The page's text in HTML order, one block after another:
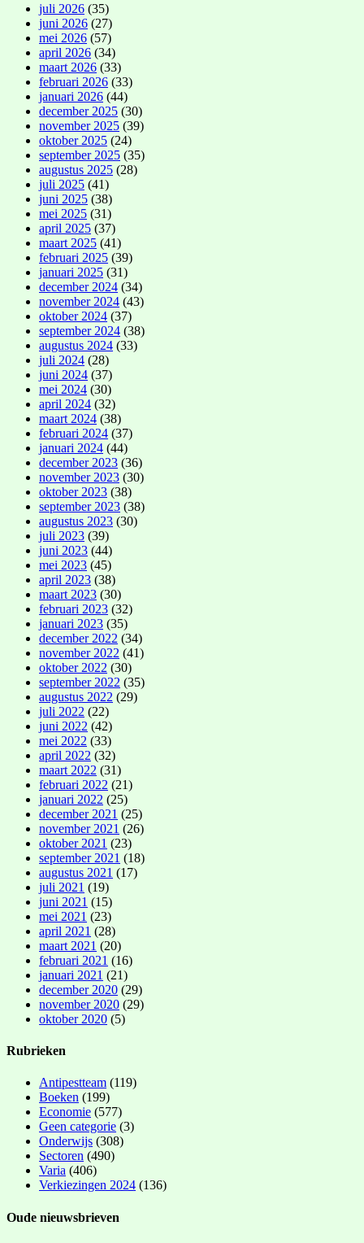
juli 2026 (35)
juni 2026 (27)
mei 2026 (57)
april 2026 (34)
maart 2026 (33)
februari 2026 (33)
januari 2026 (44)
december 2025 (30)
november 2025 (39)
oktober 2025 (24)
september 2025 (35)
augustus 2025 (28)
juli 2025 (41)
juni 2025 (38)
mei 2025 (31)
april 2025 (37)
maart 2025 (41)
februari 2025 (39)
januari 2025 (31)
december 2024 (34)
november 2024 (43)
oktober 2024 (37)
september 2024 (38)
augustus 2024 (33)
juli 2024 (28)
juni 2024 (37)
mei 2024 (30)
april 2024 (32)
maart 2024 (38)
februari 2024 (37)
januari 2024 (44)
december 2023 (36)
november 2023 (30)
oktober 2023 (38)
september 2023 (38)
augustus 2023 (30)
juli 2023 (39)
juni 2023 (44)
mei 2023 (45)
april 2023 (38)
maart 2023 (30)
februari 2023 (32)
januari 2023 (35)
december 2022 (34)
november 2022 (41)
oktober 2022 (30)
september 2022 (35)
augustus 2022 (29)
juli 2022 (22)
juni 2022 (42)
mei 2022 (33)
april 2022 (32)
maart 2022 (31)
februari 2022 (21)
januari 2022 (25)
december 2021 (25)
november 2021 (26)
oktober 2021 (23)
september 2021 (18)
augustus 2021 (17)
juli 2021 (19)
juni 2021 (15)
mei 2021 (23)
april 2021 (28)
maart 2021 (20)
februari 2021 (16)
januari 2021 (21)
december 2020 (29)
november 2020 (29)
oktober 2020 (5)
Rubrieken
Antipestteam (119)
Boeken (199)
Economie (577)
Geen categorie (3)
Onderwijs (308)
Sectoren (490)
Varia (406)
Verkiezingen 2024 (136)
Oude nieuwsbrieven